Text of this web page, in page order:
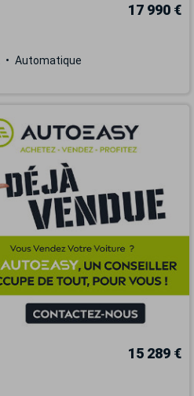
17 990 €
Automatique
15 289 €